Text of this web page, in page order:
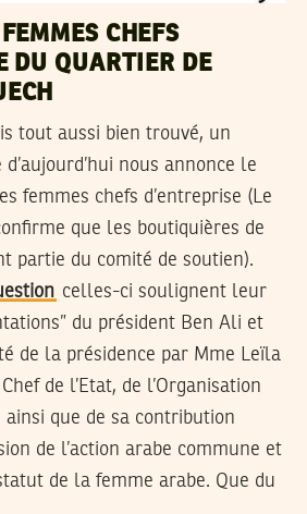
CHEFS
DU QUARTIER DE
tout aussi bien trouvé, un
nous annonce le
femmes chefs d’entreprise (Le
que les boutiquières de
partie du comité de soutien).
celles-ci soulignent leur
du président Ben Ali et
de la présidence par Mme Leïla
de l’Etat, de l’Organisation
ainsi que de sa contribution
de l’action arabe commune et
de la femme arabe. Que du